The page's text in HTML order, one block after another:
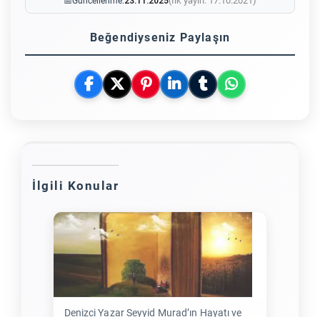
Beğendiyseniz Paylaşın
İlgili Konular
Denizci Yazar Seyyid Murad’ın Hayatı ve